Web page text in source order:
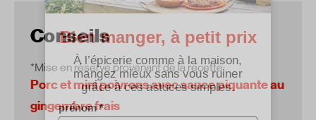
Conseils
*Mise en réserve provenant de la recette:
Porc et mini poivrons avec sauce piquante au
gingembre frais